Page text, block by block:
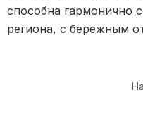
способна гармонично
региона, с бережным